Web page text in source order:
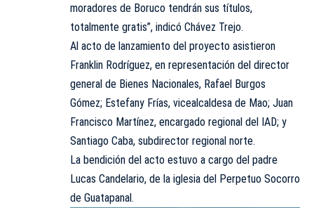
moradores de Boruco tendrán sus títulos,
totalmente gratis”, indicó Chávez Trejo.
Al acto de lanzamiento del proyecto asistieron
Franklin Rodríguez, en representación del director
general de Bienes Nacionales, Rafael Burgos
Gómez; Estefany Frías, vicealcaldesa de Mao; Juan
Francisco Martínez, encargado regional del IAD; y
Santiago Caba, subdirector regional norte.
La bendición del acto estuvo a cargo del padre
Lucas Candelario, de la iglesia del Perpetuo Socorro
de Guatapanal.